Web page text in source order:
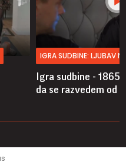
IGRA SUDBINE: LJUBAV
Igra sudbine - 1865.
da se razvedem od